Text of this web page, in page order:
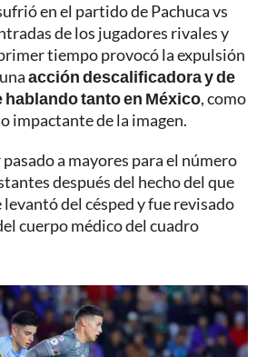
en el partido de Pachuca vs
de los jugadores rivales y
tiempo provocó la expulsión
acción descalificadora y de
hablando tanto en México, como
impactante de la imagen.
a mayores para el número
después del hecho del que
levantó del césped y fue revisado
cuerpo médico del cuadro